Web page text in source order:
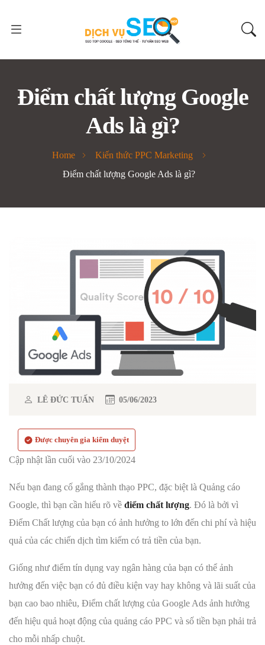
Điểm chất lượng Google
Ads là gì?
Home
Kiến thức PPC Marketing
Điểm chất lượng Google Ads là gì?
LÊ ĐỨC TUẤN 05/06/2023
Được chuyên gia kiểm duyệt
Cập nhật lần cuối vào 23/10/2024
Nếu bạn đang cố gắng thành thạo PPC, đặc biệt là Quảng cáo
Google, thì bạn cần hiểu rõ về điểm chất lượng. Đó là bởi vì
Điểm Chất lượng của bạn có ảnh hưởng to lớn đến chi phí và hiệu
quả của các chiến dịch tìm kiếm có trả tiền của bạn.
Giống như điểm tín dụng vay ngân hàng của bạn có thể ảnh
hưởng đến việc bạn có đủ điều kiện vay hay không và lãi suất của
bạn cao bao nhiêu, Điểm chất lượng của Google Ads ảnh hưởng
đến hiệu quả hoạt động của quảng cáo PPC và số tiền bạn phải trả
cho mỗi nhấp chuột.